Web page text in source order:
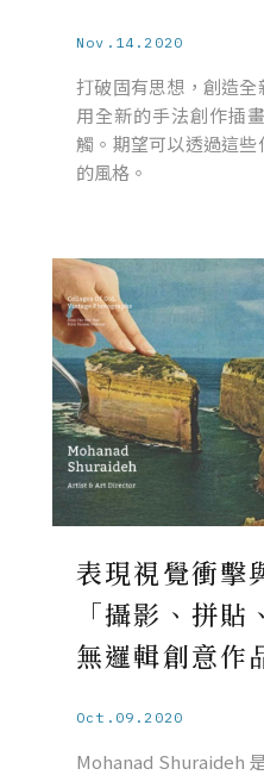
Nov.14.2020
打破固有思想，創造
用全新的手法創作插
觸。期望可以透過這
的風格。
表現視覺衝擊
「攝影、拼
無邏輯創意作
Oct.09.2020
Mohanad Shuraideh